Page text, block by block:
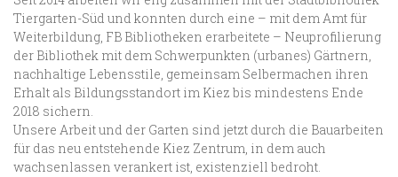
Tiergarten-Süd und konnten durch eine – mit dem Amt für
Weiterbildung, FB Bibliotheken erarbeitete – Neuprofilierung
der Bibliothek mit dem Schwerpunkten (urbanes) Gärtnern,
nachhaltige Lebensstile, gemeinsam Selbermachen ihren
Erhalt als Bildungsstandort im Kiez bis mindestens Ende
2018 sichern.
Unsere Arbeit und der Garten sind jetzt durch die Bauarbeiten
für das neu entstehende Kiez Zentrum, in dem auch
wachsenlassen verankert ist, existenziell bedroht.